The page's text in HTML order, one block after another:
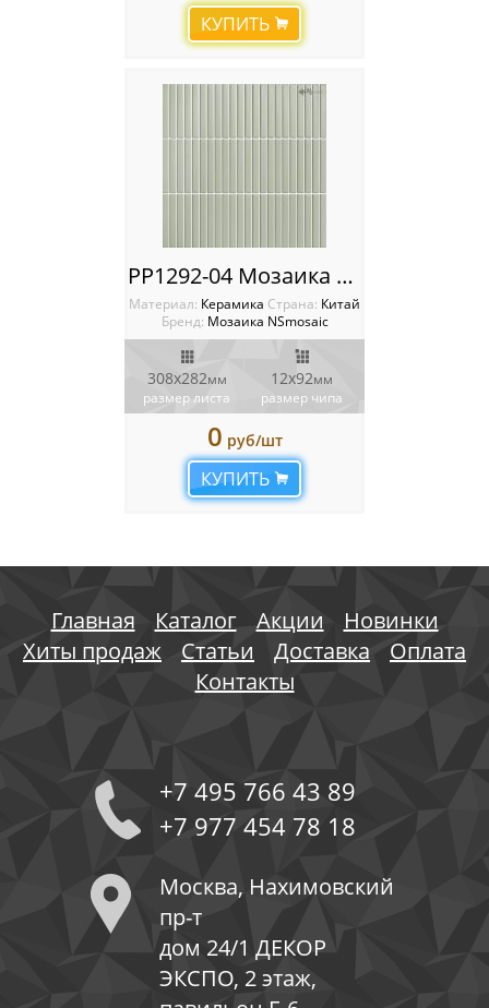
КУПИТЬ
PP1292-04 Мозаика NSmosaic
Материал: Керамика Cтрана: Китай
Бренд: Мозаика NSmosaic
308x282мм
размер листа
12x92мм
размер чипа
0 руб/шт
КУПИТЬ
Главная Каталог Акции
Новинки
Хиты продаж
Статьи Доставка
Оплата
Контакты
+7 495 766 43 89
+7 977 454 78 18
Москва, Нахимовский
пр-т
дом 24/1 ДЕКОР
ЭКСПО, 2 этаж,